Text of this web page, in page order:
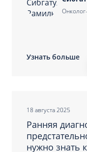
Узнать больше
18 августа 2025
Ранняя
нужно знать